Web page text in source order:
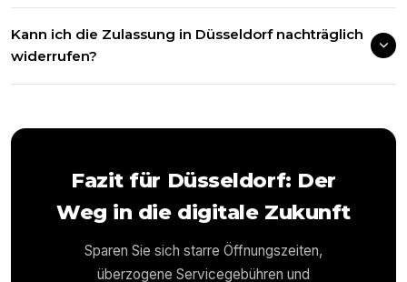
Kann ich die Zulassung in Düsseldorf nachträglich
widerrufen?
Fazit für Düsseldorf: Der
Weg in die digitale Zukunft
Sparen Sie sich starre Öffnungszeiten,
überzogene Servicegebühren und